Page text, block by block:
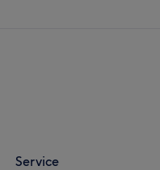
Service